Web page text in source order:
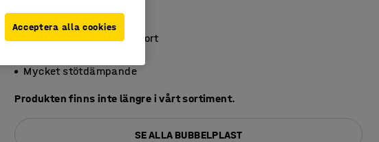
Art. nr:20159
För packning och transport
Mycket stötdämpande
Produkten finns inte längre i vårt sortiment.
SE ALLA BUBBELPLAST
Acceptera alla cookies